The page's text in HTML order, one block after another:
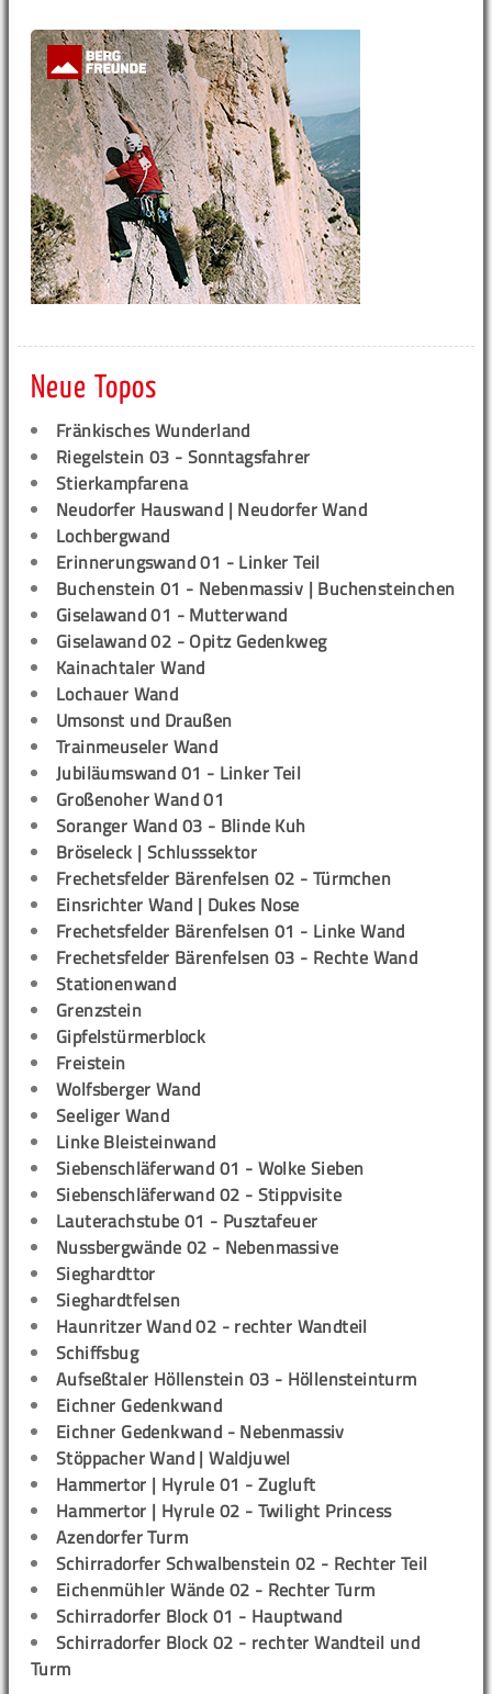
Neue Topos
Fränkisches Wunderland
Riegelstein 03 - Sonntagsfahrer
Stierkampfarena
Neudorfer Hauswand | Neudorfer Wand
Lochbergwand
Erinnerungswand 01 - Linker Teil
Buchenstein 01 - Nebenmassiv | Buchensteinchen
Giselawand 01 - Mutterwand
Giselawand 02 - Opitz Gedenkweg
Kainachtaler Wand
Lochauer Wand
Umsonst und Draußen
Trainmeuseler Wand
Jubiläumswand 01 - Linker Teil
Großenoher Wand 01
Soranger Wand 03 - Blinde Kuh
Bröseleck | Schlusssektor
Frechetsfelder Bärenfelsen 02 - Türmchen
Einsrichter Wand | Dukes Nose
Frechetsfelder Bärenfelsen 01 - Linke Wand
Frechetsfelder Bärenfelsen 03 - Rechte Wand
Stationenwand
Grenzstein
Gipfelstürmerblock
Freistein
Wolfsberger Wand
Seeliger Wand
Linke Bleisteinwand
Siebenschläferwand 01 - Wolke Sieben
Siebenschläferwand 02 - Stippvisite
Lauterachstube 01 - Pusztafeuer
Nussbergwände 02 - Nebenmassive
Sieghardttor
Sieghardtfelsen
Haunritzer Wand 02 - rechter Wandteil
Schiffsbug
Aufseßtaler Höllenstein 03 - Höllensteinturm
Eichner Gedenkwand
Eichner Gedenkwand - Nebenmassiv
Stöppacher Wand | Waldjuwel
Hammertor | Hyrule 01 - Zugluft
Hammertor | Hyrule 02 - Twilight Princess
Azendorfer Turm
Schirradorfer Schwalbenstein 02 - Rechter Teil
Eichenmühler Wände 02 - Rechter Turm
Schirradorfer Block 01 - Hauptwand
Schirradorfer Block 02 - rechter Wandteil und
Turm